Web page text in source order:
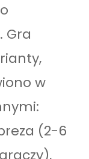
Gra
w
(2-6